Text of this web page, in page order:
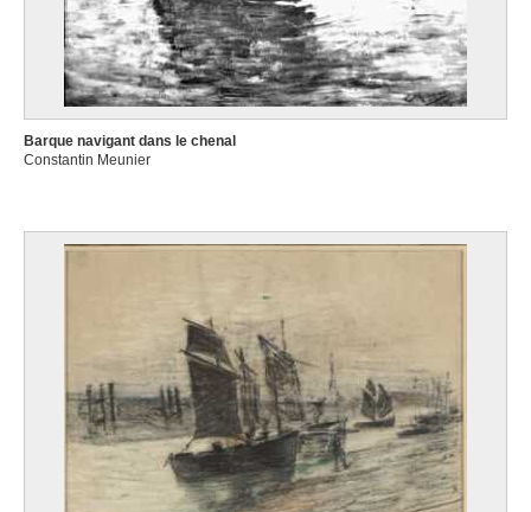
Barque navigant dans le chenal
Constantin Meunier